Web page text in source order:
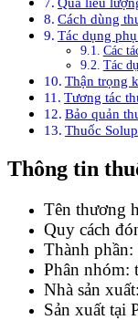
Cách dùng
Tác dụng
Các
Tác
Thận trọng
Tương tác
Bảo quản
Thuốc
Thông tin
Tên thương
Quy cách
Thành
Phân nhóm:
Nhà sản
Sản xuất tại